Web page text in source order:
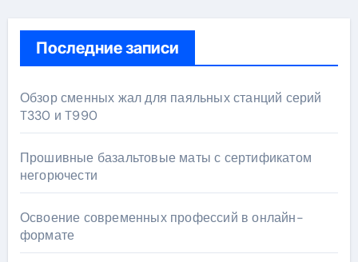
Последние записи
Обзор сменных жал для паяльных станций серий
T330 и T990
Прошивные базальтовые маты с сертификатом
негорючести
Освоение современных профессий в онлайн-
формате